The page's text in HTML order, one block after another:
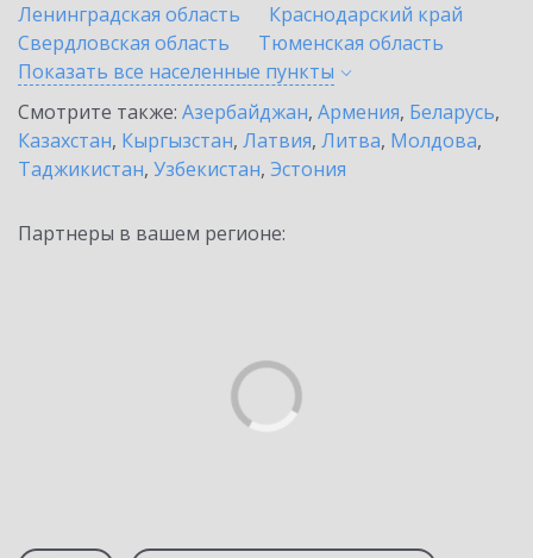
Ленинградская область
Краснодарский край
Свердловская область
Тюменская область
Показать все населенные пункты
Смотрите также: Азербайджан, Армения, Беларусь,
Казахстан, Кыргызстан, Латвия, Литва, Молдова,
Таджикистан, Узбекистан, Эстония
Партнеры в вашем регионе: